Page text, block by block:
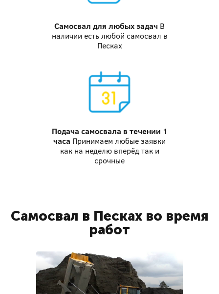
Самосвал для любых задач В
наличии есть любой самосвал в
Песках
Подача самосвала в течении 1
часа Принимаем любые заявки
как на неделю вперёд так и
срочные
Самосвал в Песках во время
работ